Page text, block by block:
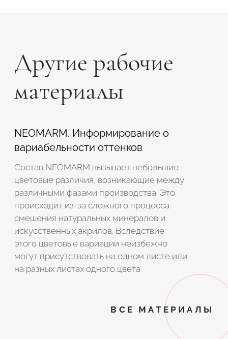
Другие рабочие
материалы
NEOMARM. Информирование о
вариабельности оттенков
Состав NEOMARM вызывает небольшие
цветовые различия, возникающие между
различными фазами производства. Это
происходит из-за сложного процесса
смешения натуральных минералов и
искусственных акрилов. Вследствие
этого цветовые вариации неизбежно
могут присутствовать на одном листе или
на разных листах одного цвета
ВСЕ МАТЕРИАЛЫ